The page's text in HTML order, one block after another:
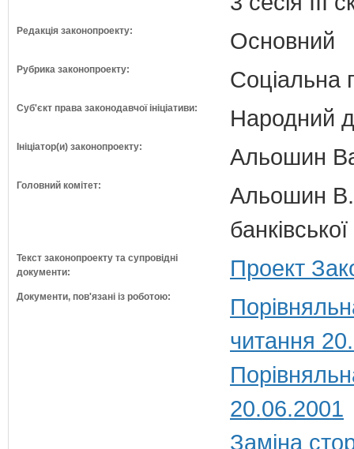
Редакція законопроекту: Основний
Рубрика законопроекту: Соціальна
Суб'єкт права законодавчої ініціативи: Народний
Ініціатор(и) законопроекту: Альошин
Головний комітет:
Альошин
Текст законопроекту та супровідні
документи:
Проект
Документи, пов'язані із роботою:
читання
20.06.2001
Заміна